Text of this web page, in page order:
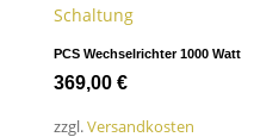
PCS Wechselrichter 1000 Watt
369,00 €
zzgl.Versandkosten